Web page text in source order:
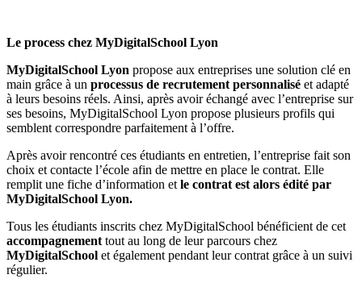
Le process chez MyDigitalSchool Lyon
MyDigitalSchool Lyon propose aux entreprises une solution clé en
main grâce à un processus de recrutement personnalisé et adapté
à leurs besoins réels. Ainsi, après avoir échangé avec l’entreprise sur
ses besoins, MyDigitalSchool Lyon propose plusieurs profils qui
semblent correspondre parfaitement à l’offre.
Après avoir rencontré ces étudiants en entretien, l’entreprise fait son
choix et contacte l’école afin de mettre en place le contrat. Elle
remplit une fiche d’information et le contrat est alors édité par
MyDigitalSchool Lyon.
Tous les étudiants inscrits chez MyDigitalSchool bénéficient de cet
accompagnement tout au long de leur parcours chez
MyDigitalSchool et également pendant leur contrat grâce à un suivi
régulier.